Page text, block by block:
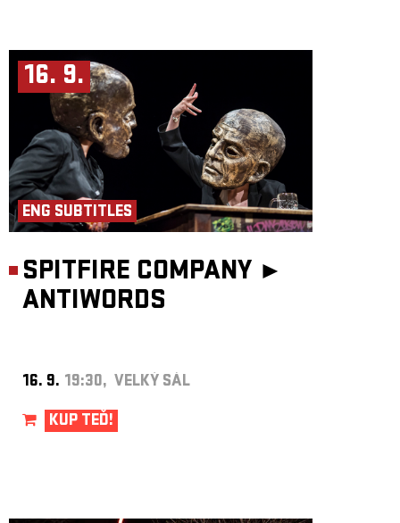
16. 9.
ENG SUBTITLES
SPITFIRE COMPANY ►
ANTIWORDS
16. 9. 19:30, VELKÝ SÁL
KUP TEĎ!